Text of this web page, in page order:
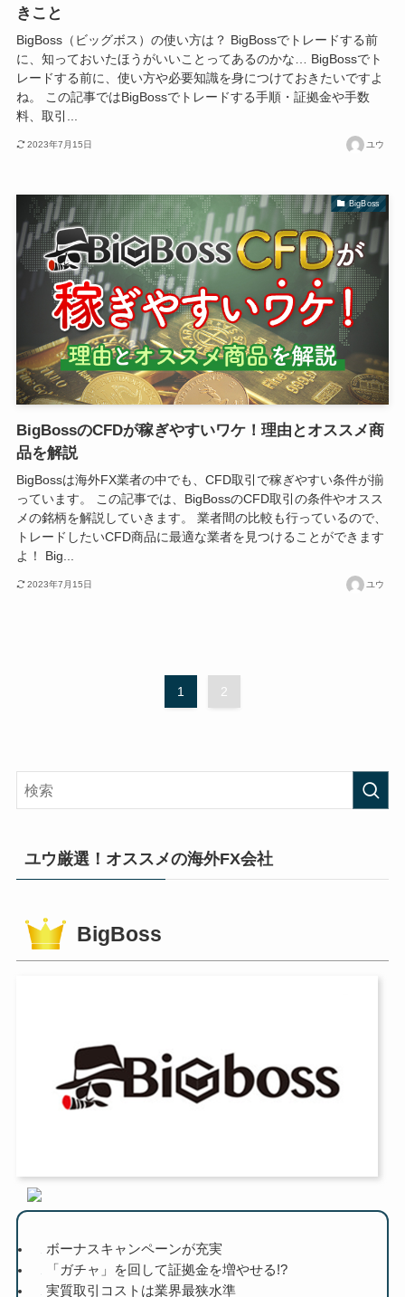
きこと
BigBoss（ビッグボス）の使い方は？ BigBossでトレードする前
に、知っておいたほうがいいことってあるのかな… BigBossでト
レードする前に、使い方や必要知識を身につけておきたいですよ
ね。 この記事ではBigBossでトレードする手順・証拠金や手数
料、取引...
2023年7月15日 ユウ
BigBoss
BigBossのCFDが稼ぎやすいワケ！理由とオススメ商
品を解説
BigBossは海外FX業者の中でも、CFD取引で稼ぎやすい条件が揃
っています。 この記事では、BigBossのCFD取引の条件やオスス
メの銘柄を解説していきます。 業者間の比較も行っているので、
トレードしたいCFD商品に最適な業者を見つけることができます
よ！ Big...
2023年7月15日 ユウ
1 2
ユウ厳選！オススメの海外FX会社
BigBoss
ボーナスキャンペーンが充実
「ガチャ」を回して証拠金を増やせる!?
実質取引コストは業界最狭水準